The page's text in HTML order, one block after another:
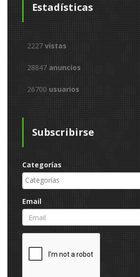
Estadísticas
2227 vistas
28847 anuncios
26700 usuarios
Subscribirse
Categorías
Email